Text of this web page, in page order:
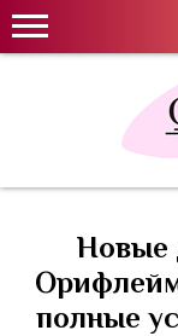
Новые
полные